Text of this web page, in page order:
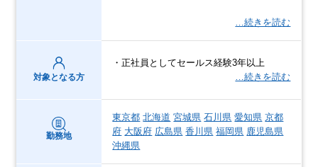
…続きを読む
対象となる方
・正社員としてセールス経験3年以上
…続きを読む
勤務地
東京都 北海道 宮城県 石川県 愛知県 京都
府 大阪府 広島県 香川県 福岡県 鹿児島県
沖縄県